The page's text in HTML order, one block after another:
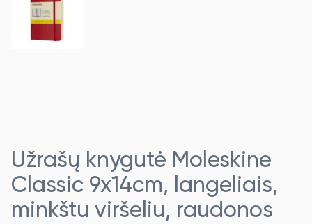
Užrašų knygutė Moleskine
Classic 9x14cm, langeliais,
minkštu viršeliu, raudonos